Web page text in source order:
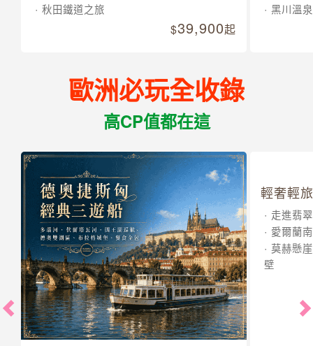
秋田鐵道之旅
39,900起
黑川溫泉
歐洲必玩全收錄
高CP值都在這
輕奢輕
走進翡
愛爾蘭
莫赫懸
壁